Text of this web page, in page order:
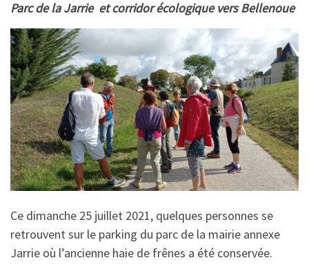
Parc de la Jarrie et corridor écologique vers Bellenoue
Ce dimanche 25 juillet 2021, quelques personnes se
retrouvent sur le parking du parc de la mairie annexe
Jarrie où l’ancienne haie de frênes a été conservée.